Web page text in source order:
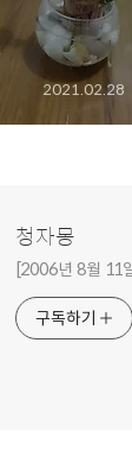
2021.02.28
청자몽
[2006년 8월 11
구독하기